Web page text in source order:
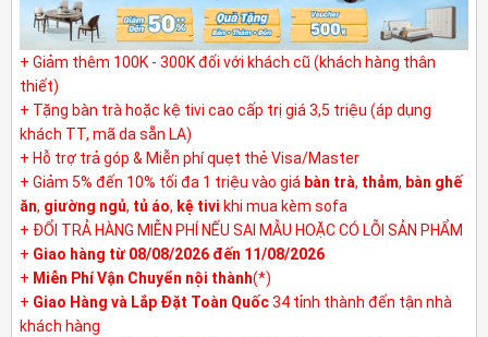
+ Giảm thêm 100K - 300K đối với khách cũ (khách hàng thân
thiết)
+ Tặng bàn trà hoặc kệ tivi cao cấp trị giá 3,5 triệu (áp dụng
khách TT, mã da sẵn LA)
+ Hỗ trợ trả góp & Miễn phí quẹt thẻ Visa/Master
+ Giảm 5% đến 10% tối đa 1 triệu vào giá bàn trà, thảm, bàn ghế
ăn, giường ngủ, tủ áo, kệ tivi khi mua kèm sofa
+ ĐỔI TRẢ HÀNG MIỄN PHÍ NẾU SAI MẪU HOẶC CÓ LỖI SẢN PHẨM
+ Giao hàng từ 08/08/2026 đến 11/08/2026
+ Miễn Phí Vận Chuyển nội thành(*)
+ Giao Hàng và Lắp Đặt Toàn Quốc34 tỉnh thành đến tận nhà
khách hàng